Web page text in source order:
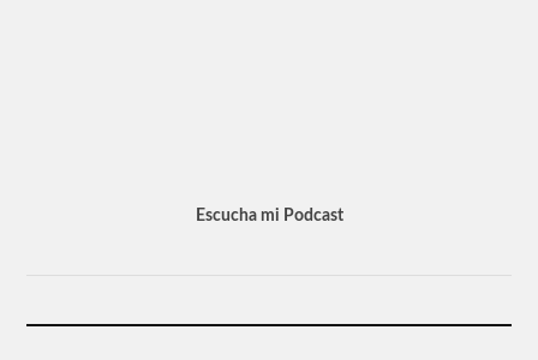
Escucha mi Podcast